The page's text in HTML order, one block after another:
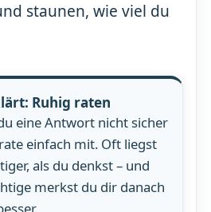
staunen, wie viel du
Ruhig raten
eine Antwort nicht sicher
einfach mit. Oft liegst
als du denkst – und
merkst du dir danach